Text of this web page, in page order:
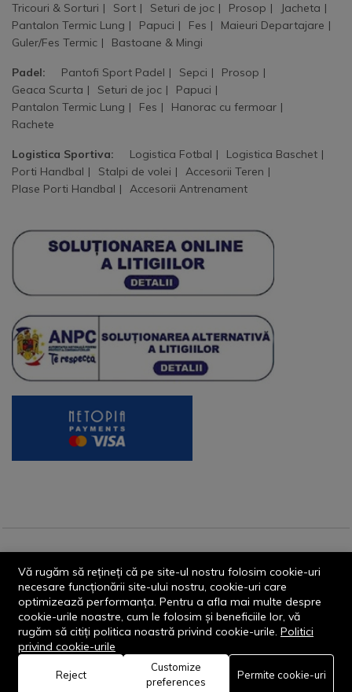
Tricouri & Sorturi
Sort Seturi de joc Prosop
Jacheta
Pantalon Termic Lung
Papuci Fes
Maieuri Departajare
Guler/Fes Termic
Bastoane & Mingi
Padel: Pantofi Sport Padel Sepci
Prosop
Geaca Scurta
Seturi de joc
Papuci
Pantalon Termic Lung
Fes
Hanorac cu fermoar
Rachete
Logistica Sportiva: Logistica Fotbal
Logistica Baschet
Porti Handbal
Stalpi de volei
Accesorii Teren
Plase Porti Handbal
Accesorii Antrenament
© 2013-2026 - Dornik Total Services S.R.L. CUI 32211812
Reg.Com. J13/1996/2013, Str. Transilvaniei, Nr. 19A
Rămâi conectat:
0
Vă rugăm să rețineți că pe site-ul nostru folosim cookie-uri
necesare funcționării site-ului nostru, cookie-uri care
optimizează performanța. Pentru a afla mai multe despre
cookie-urile noastre, cum le folosim și beneficiile lor, vă
rugăm să citiți politica noastră privind cookie-urile. Politici
privind cookie-urile
Reject
Customize
preferences
Permite cookie-uri